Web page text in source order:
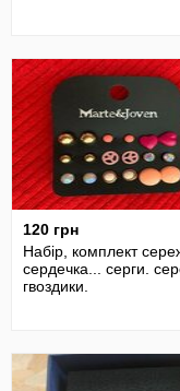
120 грн
Набір, комплект
сердечка... серги.
гвоздики.